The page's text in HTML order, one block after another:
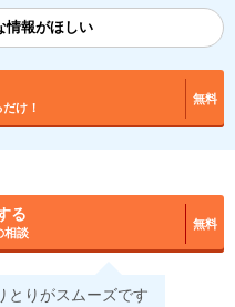
情報がほしい
け！
無料
る
相談
無料
とりがスムーズです